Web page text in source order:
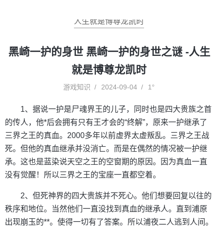
人生就是博尊龙凯时
黑崎一护的身世 黑崎一护的身世之谜 -人生
就是博尊龙凯时
游戏知识 2024-09-04 1°
1、据说一护是尸魂界王的儿子，同时也是四大贵族之首
的传人，他*后会拥有只有王才会的“终解”，原来一护继承了
三界之王的真血。2000多年以前虚界太虚叛乱。三界之王战
死。但他的真血继承并没消亡。而是在偶然的情况被一护继
承。这也是蓝染说天空之王的空窗期的原因。因为真血一直
没有觉醒！所以三界之王的宝座一直都空着。
2、但死神界的四大贵族并不死心。他们想要回复以往的
秩序和地位。当然他们一直没找到真血的继承人。直到浦原
出现崩玉的**。使得一切有了答案。所以浦夜二人逃到人间。